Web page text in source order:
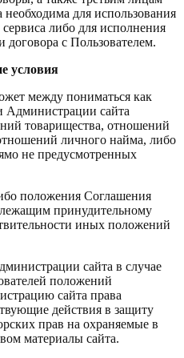
необходима для использования
либо для исполнения
договора с Пользователем.
условия
между пониматься как
Администрации сайта
товарищества, отношений
личного найма, либо
не предусмотренных
положения Соглашения
принудительному
иных положений
сайта в случае
положений
сайта права
действия в защиту
прав на охраняемые в
материалы сайта.